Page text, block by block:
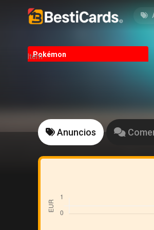
Pokémon
Item
Anuncios